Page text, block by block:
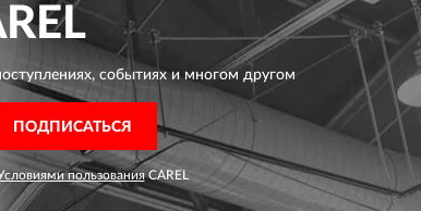
событиях и многом другом
ПОДПИСАТЬСЯ
пользованияCAREL